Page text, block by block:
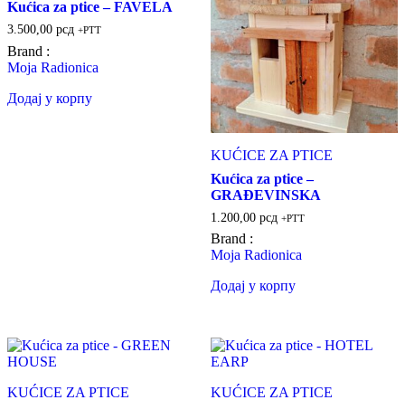
Kućica za ptice – FAVELA
3.500,00 рсд +PTT
Brand :
Moja Radionica
Додај у корпу
KUĆICE ZA PTICE
Kućica za ptice –
GRAĐEVINSKA
1.200,00 рсд +PTT
Brand :
Moja Radionica
Додај у корпу
KUĆICE ZA PTICE KUĆICE ZA PTICE